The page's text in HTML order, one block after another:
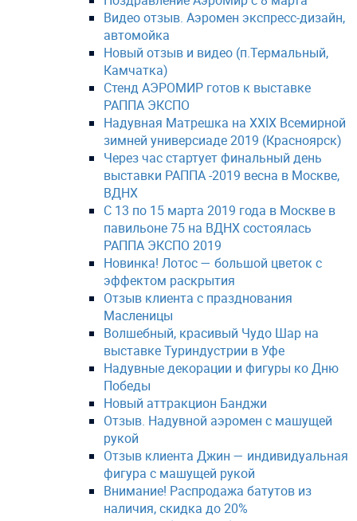
Видео отзыв. Аэромен экспресс-дизайн,
автомойка
Новый отзыв и видео (п.Термальный,
Камчатка)
Стенд АЭРОМИР готов к выставке
РАППА ЭКСПО
Надувная Матрешка на ХХIХ Всемирной
зимней универсиаде 2019 (Красноярск)
Через час стартует финальный день
выставки РАППА -2019 весна в Москве,
ВДНХ
С 13 по 15 марта 2019 года в Москве в
павильоне 75 на ВДНХ состоялась
РАППА ЭКСПО 2019
Новинка! Лотос — большой цветок с
эффектом раскрытия
Отзыв клиента с празднования
Масленицы
Волшебный, красивый Чудо Шар на
выставке Туриндустрии в Уфе
Надувные декорации и фигуры ко Дню
Победы
Новый аттракцион Банджи
Отзыв. Надувной аэромен с машущей
рукой
Отзыв клиента Джин — индивидуальная
фигура с машущей рукой
Внимание! Распродажа батутов из
наличия, скидка до 20%